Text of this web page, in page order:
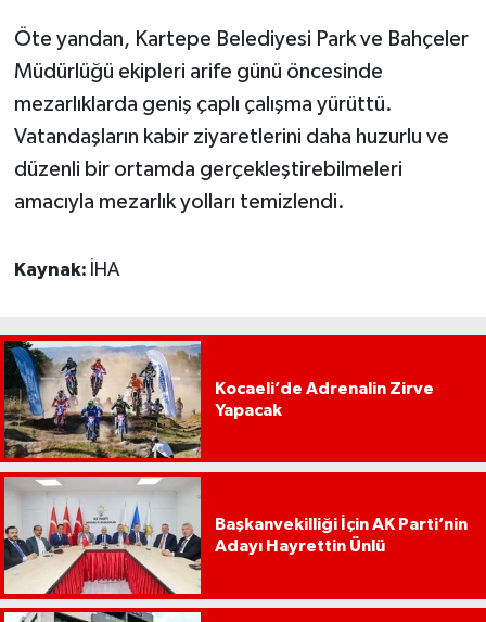
Öte yandan, Kartepe Belediyesi Park ve Bahçeler
Müdürlüğü ekipleri arife günü öncesinde
mezarlıklarda geniş çaplı çalışma yürüttü.
Vatandaşların kabir ziyaretlerini daha huzurlu ve
düzenli bir ortamda gerçekleştirebilmeleri
amacıyla mezarlık yolları temizlendi.
Kaynak: İHA
Kocaeli’de Adrenalin Zirve
Yapacak
Başkanvekilliği İçin AK Parti’nin
Adayı Hayrettin Ünlü